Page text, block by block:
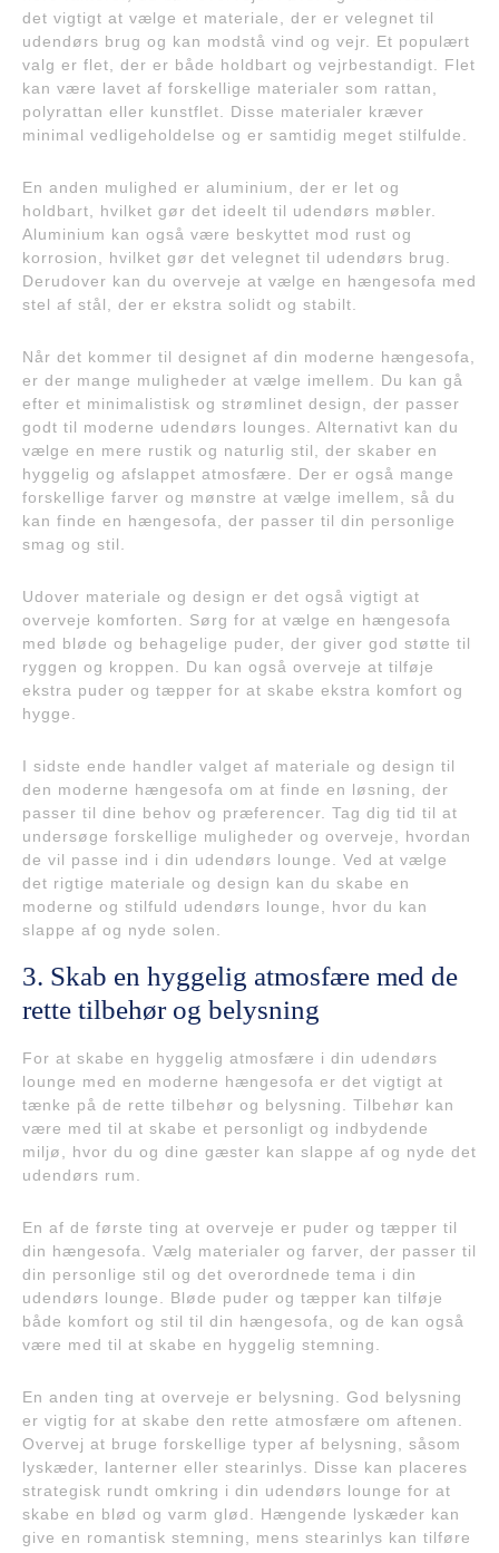
det vigtigt at vælge et materiale, der er velegnet til
udendørs brug og kan modstå vind og vejr. Et populært
valg er flet, der er både holdbart og vejrbestandigt. Flet
kan være lavet af forskellige materialer som rattan,
polyrattan eller kunstflet. Disse materialer kræver
minimal vedligeholdelse og er samtidig meget stilfulde.
En anden mulighed er aluminium, der er let og
holdbart, hvilket gør det ideelt til udendørs møbler.
Aluminium kan også være beskyttet mod rust og
korrosion, hvilket gør det velegnet til udendørs brug.
Derudover kan du overveje at vælge en hængesofa med
stel af stål, der er ekstra solidt og stabilt.
Når det kommer til designet af din moderne hængesofa,
er der mange muligheder at vælge imellem. Du kan gå
efter et minimalistisk og strømlinet design, der passer
godt til moderne udendørs lounges. Alternativt kan du
vælge en mere rustik og naturlig stil, der skaber en
hyggelig og afslappet atmosfære. Der er også mange
forskellige farver og mønstre at vælge imellem, så du
kan finde en hængesofa, der passer til din personlige
smag og stil.
Udover materiale og design er det også vigtigt at
overveje komforten. Sørg for at vælge en hængesofa
med bløde og behagelige puder, der giver god støtte til
ryggen og kroppen. Du kan også overveje at tilføje
ekstra puder og tæpper for at skabe ekstra komfort og
hygge.
I sidste ende handler valget af materiale og design til
den moderne hængesofa om at finde en løsning, der
passer til dine behov og præferencer. Tag dig tid til at
undersøge forskellige muligheder og overveje, hvordan
de vil passe ind i din udendørs lounge. Ved at vælge
det rigtige materiale og design kan du skabe en
moderne og stilfuld udendørs lounge, hvor du kan
slappe af og nyde solen.
3. Skab en hyggelig atmosfære med de
rette tilbehør og belysning
For at skabe en hyggelig atmosfære i din udendørs
lounge med en moderne hængesofa er det vigtigt at
tænke på de rette tilbehør og belysning. Tilbehør kan
være med til at skabe et personligt og indbydende
miljø, hvor du og dine gæster kan slappe af og nyde det
udendørs rum.
En af de første ting at overveje er puder og tæpper til
din hængesofa. Vælg materialer og farver, der passer til
din personlige stil og det overordnede tema i din
udendørs lounge. Bløde puder og tæpper kan tilføje
både komfort og stil til din hængesofa, og de kan også
være med til at skabe en hyggelig stemning.
En anden ting at overveje er belysning. God belysning
er vigtig for at skabe den rette atmosfære om aftenen.
Overvej at bruge forskellige typer af belysning, såsom
lyskæder, lanterner eller stearinlys. Disse kan placeres
strategisk rundt omkring i din udendørs lounge for at
skabe en blød og varm glød. Hængende lyskæder kan
give en romantisk stemning, mens stearinlys kan tilføre